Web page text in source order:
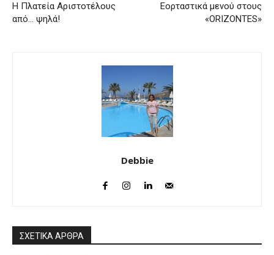
Η Πλατεία Αριστοτέλους
από… ψηλά!
Εορταστικά μενού στους
«ORIZONTES»
Debbie
ΣΧΕΤΙΚΑ ΑΡΘΡΑ